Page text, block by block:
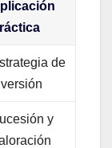
de
y